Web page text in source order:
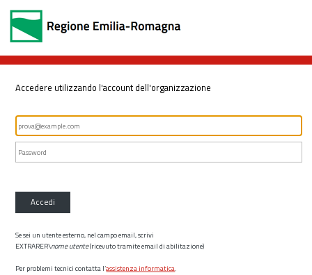
Accedere utilizzando l'account dell'organizzazione
Accedi
Se sei un utente esterno, nel campo email, scrivi
EXTRARER\nome utente(ricevuto tramite email di abilitazione)
Per problemi tecnici contatta l’assistenza informatica.